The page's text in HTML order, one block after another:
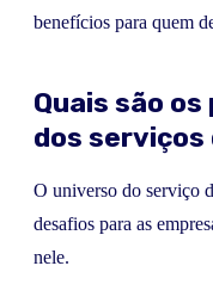
benefícios para quem
Quais são
dos
O universo do serviço
desafios para as
nele.